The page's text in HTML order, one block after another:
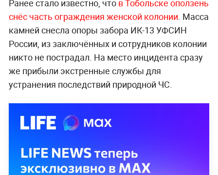
Ранее стало известно, что в Тобольске оползень
снёс часть ограждения женской колонии. Масса
камней снесла опоры забора ИК-13 УФСИН
России, из заключённых и сотрудников колонии
никто не пострадал. На место инцидента сразу
же прибыли экстренные службы для
устранения последствий природной ЧС.